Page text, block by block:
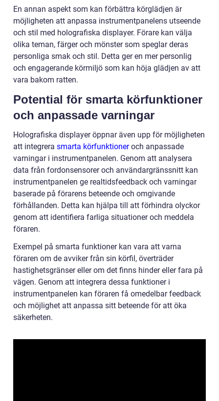
En annan aspekt som kan förbättra körglädjen är
möjligheten att anpassa instrumentpanelens utseende
och stil med holografiska displayer. Förare kan välja
olika teman, färger och mönster som speglar deras
personliga smak och stil. Detta ger en mer personlig
och engagerande körmiljö som kan höja glädjen av att
vara bakom ratten.
Potential för smarta körfunktioner
och anpassade varningar
Holografiska displayer öppnar även upp för möjligheten
att integrera smarta körfunktioneroch anpassade
varningar i instrumentpanelen. Genom att analysera
data från fordonsensorer och användargränssnitt kan
instrumentpanelen ge realtidsfeedback och varningar
baserade på förarens beteende och omgivande
förhållanden. Detta kan hjälpa till att förhindra olyckor
genom att identifiera farliga situationer och meddela
föraren.
Exempel på smarta funktioner kan vara att varna
föraren om de avviker från sin körfil, överträder
hastighetsgränser eller om det finns hinder eller fara på
vägen. Genom att integrera dessa funktioner i
instrumentpanelen kan föraren få omedelbar feedback
och möjlighet att anpassa sitt beteende för att öka
säkerheten.